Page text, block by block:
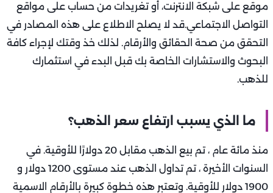
موقع على شبكة الانترنت، أو تغريدات من حساب على مواقع
التواصل الاجتماعي.قد لا يصلح الاطلاع على هذه المصادر في
التحقق من صحة الحقائق والأرقام. لذلك خذ وقتك لإجراء كافة
البحوث والاستشارات الخاصة بك قبل البدء في استثمارك
للذهب.
ما الذي يسبب ارتفاع سعر الذهب؟
منذ مائة عام ، تم بيع الذهب مقابل 20 دولارًا للأوقية. في
السنوات الأخيرة ، تم تداول الذهب عند مستوى 1200 دولار و
1900 دولار للأوقية. وتعتبر هذه خطوة كبيرة بالأرقام الاسمية